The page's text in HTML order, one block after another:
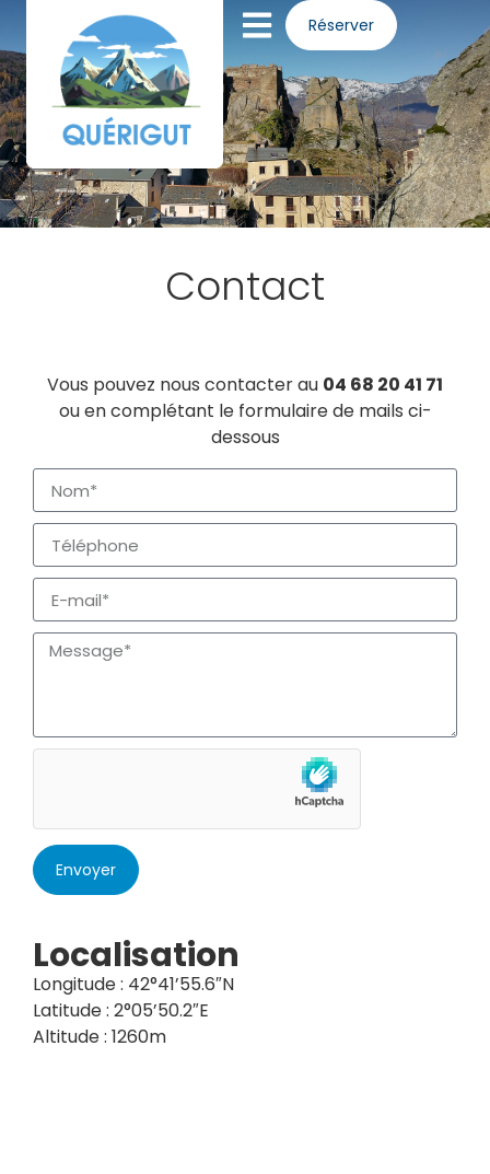
Panneau de gestion des cookies Réserver
Contact
Vous pouvez nous contacter au 04 68 20 41 71
ou en complétant le formulaire de mails ci-
dessous
Envoyer
Localisation
Longitude : 42°41’55.6″N
Latitude : 2°05’50.2″E
Altitude : 1260m